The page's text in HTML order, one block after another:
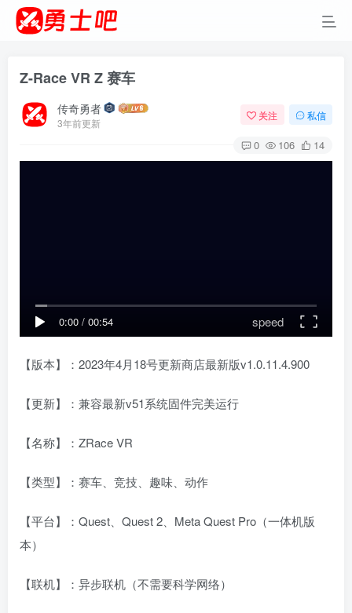
Z-Race VR Z 赛车
传奇勇者
3年前更新
关注 私信
0 106 14
0:00 / 00:54 speed
【版本】：2023年4月18号更新商店最新版v1.0.11.4.900
【更新】：兼容最新v51系统固件完美运行
【名称】：ZRace VR
【类型】：赛车、竞技、趣味、动作
【平台】：Quest、Quest 2、Meta Quest Pro（一体机版
本）
【联机】：异步联机（不需要科学网络）